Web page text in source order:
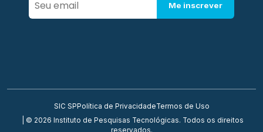
Me inscrever
SIC SP Política de PrivacidadeTermos de Uso
| © 2026 Instituto de Pesquisas Tecnológicas. Todos os direitos
reservados.